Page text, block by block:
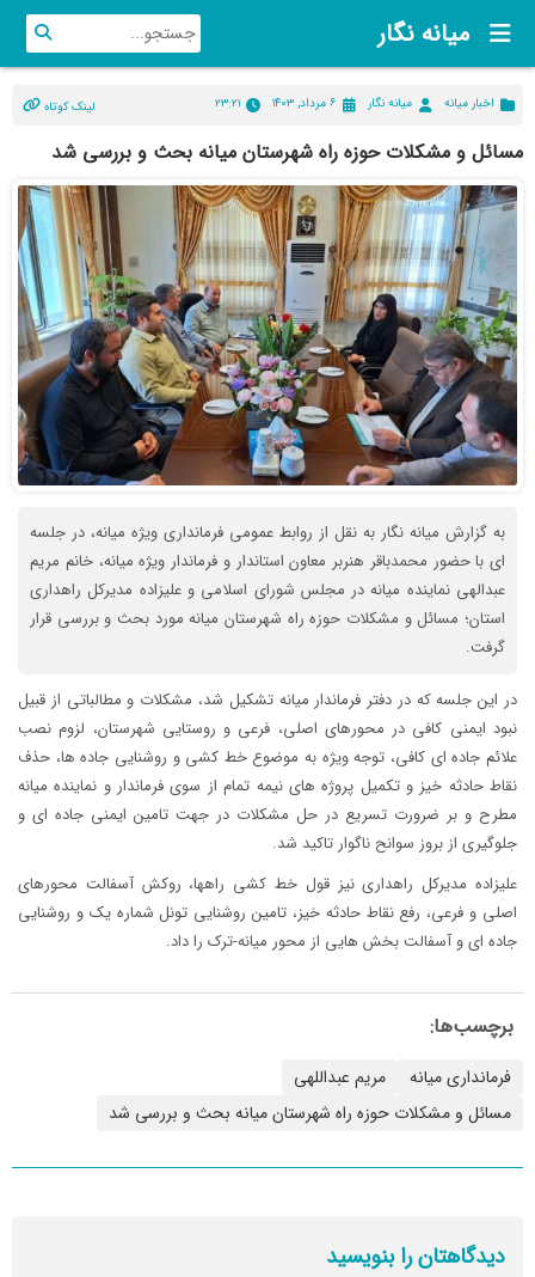
میانه نگار
اخبار میانه میانه نگار ۶ مرداد, ۱۴۰۳ ۲۳:۲۱ لینک کوتاه
مسائل و مشکلات حوزه راه شهرستان میانه بحث و بررسی شد
به گزارش میانه نگار به نقل از روابط عمومی فرمانداری ویژه میانه، در جلسه
ای با حضور محمدباقر هنربر معاون استاندار و فرماندار ویژه میانه، خانم مریم
عبدالهی نماینده میانه در مجلس شورای اسلامی و علیزاده مدیرکل راهداری
استان؛ مسائل و مشکلات حوزه راه شهرستان میانه مورد بحث و بررسی قرار
گرفت.
در این جلسه که در دفتر فرماندار میانه تشکیل شد، مشکلات و مطالباتی از قبیل
نبود ایمنی کافی در محورهای اصلی، فرعی و روستایی شهرستان، لزوم نصب
علائم جاده ای کافی، توجه ویژه به موضوع خط کشی و روشنایی جاده ها، حذف
نقاط حادثه خیز و تکمیل پروژه های نیمه تمام از سوی فرماندار و نماینده میانه
مطرح و بر ضرورت تسریع در حل مشکلات در جهت تامین ایمنی جاده ای و
جلوگیری از بروز سوانح ناگوار تاکید شد.
علیزاده مدیرکل راهداری نیز قول خط کشی راهها، روکش آسفالت محورهای
اصلی و فرعی، رفع نقاط حادثه خیز، تامین روشنایی تونل شماره یک و روشنایی
جاده ای و آسفالت بخش هایی از محور میانه-ترک را داد.
برچسب‌ها:
فرمانداری میانه
مریم عبداللهی
مسائل و مشکلات حوزه راه شهرستان میانه بحث و بررسی شد
دیدگاهتان را بنویسید